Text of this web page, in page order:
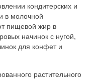
кондитерских и
в молочной
пищевой жир в
начинок с нугой,
для конфет и
растительного